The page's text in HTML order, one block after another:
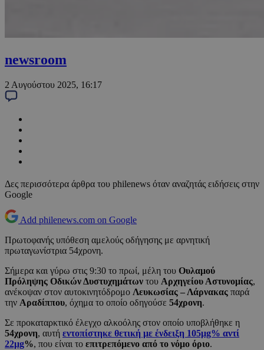
newsroom
2 Αυγούστου 2025, 16:17
Δες περισσότερα άρθρα του philenews όταν αναζητάς ειδήσεις στην
Google
Add philenews.com on Google
Πρωτοφανής υπόθεση αμελούς οδήγησης με αρνητική
πρωταγωνίστρια 54χρονη.
Σήμερα και γύρω στις 9:30 το πρωί, μέλη του Ουλαμού
Πρόληψης Οδικών Δυστυχημάτων του Αρχηγείου Αστυνομίας,
ανέκοψαν στον αυτοκινητόδρομο Λευκωσίας – Λάρνακας παρά
την Αραδίππου, όχημα το οποίο οδηγούσε 54χρονη.
Σε προκαταρκτικό έλεγχο αλκοόλης στον οποίο υποβλήθηκε η
54χρονη, αυτή εντοπίστηκε θετική με ένδειξη 105μg% αντί
22μg%, που είναι το επιτρεπόμενο από το νόμο όριο.